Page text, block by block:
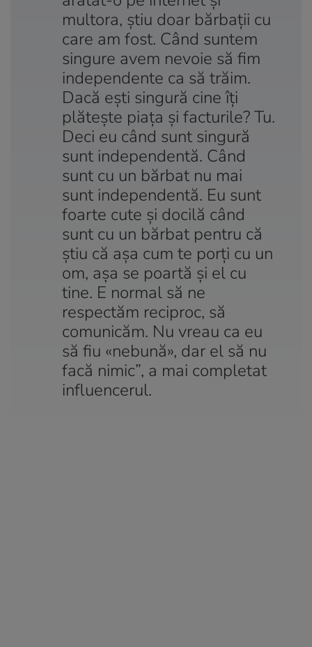
multora, știu doar bărbații cu
care am fost. Când suntem
singure avem nevoie să fim
independente ca să trăim.
Dacă ești singură cine îți
plătește piața și facturile? Tu.
Deci eu când sunt singură
sunt independentă. Când
sunt cu un bărbat nu mai
sunt independentă. Eu sunt
foarte cute și docilă când
sunt cu un bărbat pentru că
știu că așa cum te porți cu un
om, așa se poartă și el cu
tine. E normal să ne
respectăm reciproc, să
comunicăm. Nu vreau ca eu
să fiu «nebună», dar el să nu
facă nimic”, a mai completat
influencerul.